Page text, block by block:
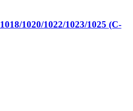
1020/1022/1023/1025 (C-